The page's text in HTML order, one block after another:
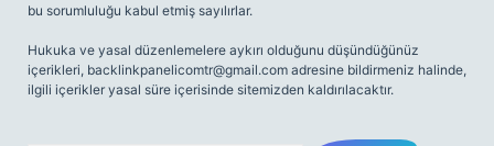
bu sorumluluğu kabul etmiş sayılırlar.
Hukuka ve yasal düzenlemelere aykırı olduğunu düşündüğünüz
içerikleri, backlinkpanelicomtr@gmail.com adresine bildirmeniz halinde,
ilgili içerikler yasal süre içerisinde sitemizden kaldırılacaktır.